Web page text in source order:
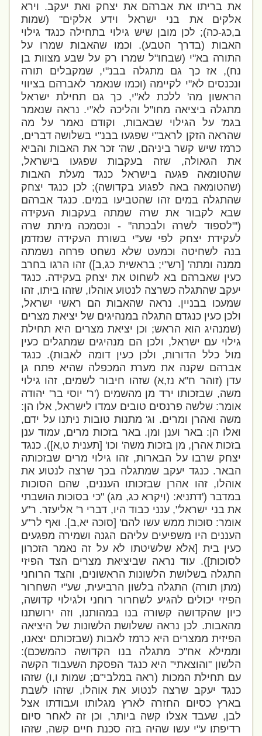
את בריתו את אברהם את יצחק ואת יעקב. וירא
אלקים את בני ישראל וידע אלקים" (שמות
ב,כג-כה); לכן מובן שיש גילוי בתחילה כנגד גילוי
האבות (בדרך הטבע). וכמו שהאבות שמרו על
התורה בא"י (שבחו"ל שמרו רק על שבע מצוות בן
נח), אז כך גם מתגלה בבנ"י, שמקבלים תורה
ונכנסים לא"י לקיימה (וכמו שנאמר לאברהם בציווי
הראשון מה' ללכת לא"י, כך גם תחילת ישראל
מתגלה ביציאה מחו"ל והליכה לא"י. נראה שנאמר
בגמ' על הגילוי שבאבות, וקודם נאמר על מה
שהראה הזקן לראב"י שפגעו בבנ"י בשלושה דברים,
כרמז שיש קשר ביניהם, שה' זכר את האבות והביא
את הגאולה, שזה בעקבות שפגעו בישראל,
שהטומאה פגעה בישראל כנגד מעלת האבות
(שהטומאה באה לפגוע בקדושה); לכן כנגד יצחק
שהתגלה במים זהו שהטביעו במים. כנגד אברהם
שבא לקבור את שרה שמתה בעקבות העקידה
'"לספוד לשרה ולבכתה" - ונסמכה מיתת שרה
לעקידת יצחק לפי שע"י בשורת העקידה שנזדמן
בנה לשחיטה וכמעט שלא נשחט פרחה נשמתה
ממנה ומתה' [רש"י; בראשית כג,ב]) זהו הרגו בחרב
כעין שאברהם בא לשחוט את יצחק בעקידה. כנגד
יעקב שהתגלה כשרצה לנטוע אוהלו, שזהו ביתו, זהו
שמעכו בבניין. נראה שהאבות הם ראשי ישראל,
ולכן כעין כנגדם התגלה במנהיגים של יציאת מצרים
(שמנהיג הוא הראש; וכן יציאת מצרים היא תחילת
גילוי עם ישראל, ולכן הם מנהיגים שמתגלים כעין
מול כלל הדורות, ולכן כעין דומה לאבות). כנגד
אברהם שקנה את מערת המכפלה שהיא פתח גן
עדן (זוהר ח"א נז,א) שזהו חיבור לשמים, זהו גילוי
משה, שבזכותו ירד מן מהשמים (' ר' יוסי בר' יהודה
אומר: שלשה פרנסים טובים עמדו לישראל, אלו הן:
משה ואהרן ומרים. וג' מתנות טובות ניתנו על ידם,
ואלו הן: באר וענן ומן. באר בזכות מרים, עמוד ענן
בזכות אהרן, מן בזכות משה' וכו' [תענית ט,א]). כנגד
יצחק שרבו על הבארות, זהו גילוי מרים שבזכותה
הבאר. כנגד יעקב שמתגלה בכך שרצה לנטוע את
אוהלו, זהו אהרן שבזכותו העננים, שהם הסוכות
במדבר ('דתניא: (ויקרא כג, מג) "כי בסוכות הושבתי
את בני ישראל", ענני כבוד היו, דברי ר' אליעזר. ר"ע
אומר: סוכות ממש עשו להם' [סוכה יא,ב]. ואף לר"ע
העננים היו משפיעים עליהם הגנה ושמירה מפגעים
כעין בית [אלא שלשיטתו לא על זה נאמר הזכרון
לסוכות]). עוד נראה שביציאת מצרים הצד הפיזי
התגלה בשלושת הלשונות הראשונים, והצד הרוחני
(מתן תורה) התגלה בלשון הרביעית, שע"י השחרור
הפיזי יכולים להגיע לשחרור רוחני ולגילוי קדושה,
כיון שהקדושה קשורה בנו במהותנו, וזה ירושתנו
מהאבות. לכן נראה ששלושת הלשונות של היציאה
הפיזית ממצרים היא כרמז לאבות (שבזכותם יצאנו,
וממילא אח"כ מתגלה בנו הקדושה כהמשכם):
הלשון "והוצאתי" היא כנגד הפסקת השעבוד הקשה
עם תחילת המכות (ראה במלבי"ם; שמות ו,ו) שזהו
כנגד יעקב שרצה לנטוע את אוהלו, שזהו לשבת
בארץ כסיום החזרה לארץ מגלותו ועבודתו אצל
לבן, שעבד אצלו קשה ביותר, וכן זה לאחר סיום
רדיפתו ע"י עשו שהיה בזה סכנת חיים קשה, שזהו